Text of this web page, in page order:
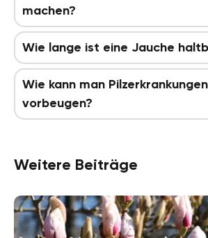
machen?
Wie lange ist eine Jauche
Wie kann man Pilzerkrankungen
vorbeugen?
Weitere Beiträge